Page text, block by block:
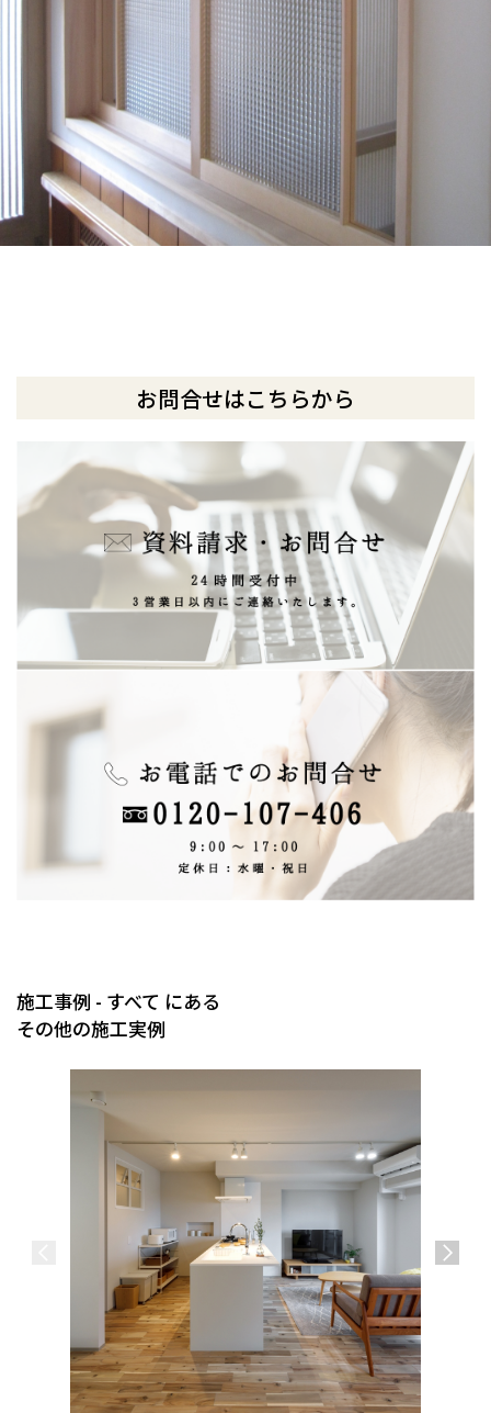
お問合せはこちらから
施工事例 - すべて にある
その他の施工実例